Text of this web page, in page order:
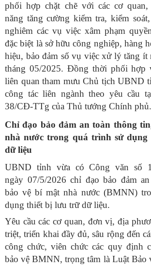
phối hợp chặt chẽ với các cơ
năng tăng cường kiểm tra, kiểm
nghiêm các vụ việc xâm phạm
đặc biệt là sở hữu công nghiệp, hàng
hiệu, bảo đảm số vụ việc xử lý tăng ít
tháng 05/2025. Đồng thời phối hợp
liên quan tham mưu Chủ tịch UBND
công tác liên ngành theo yêu cầu
38/CĐ-TTg của Thủ tướng Chính phủ.
Chỉ đạo bảo đảm an toàn thông
nhà nước trong quá trình sử
dữ liệu
UBND tỉnh vừa có Công văn số
ngày 07/5/2026 chỉ đạo bảo đảm
bảo vệ bí mật nhà nước (BMNN)
dụng thiết bị lưu trữ dữ liệu.
Yêu cầu các cơ quan, đơn vị, địa
triệt, triển khai đầy đủ, sâu rộng đến
công chức, viên chức các quy định
bảo vệ BMNN, trọng tâm là Luật